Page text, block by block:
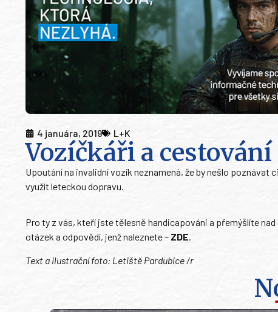
4 januára, 2019 L+K
Vozíčkáři a
Upoutání na invalidní vozík neznamená, že by nešlo
využít leteckou dopravu.
Pro ty z vás, kteří jste tělesně handicapováni a přemýšlíte
otázek a odpovědí, jenž naleznete – ZDE.
Text a ilustrační foto: Letiště Pardubice /r